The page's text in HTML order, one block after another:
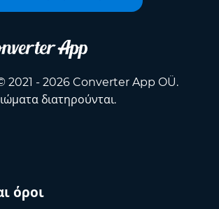
2021 - 2026 Converter App OÜ.
διατηρούνται.
όροι